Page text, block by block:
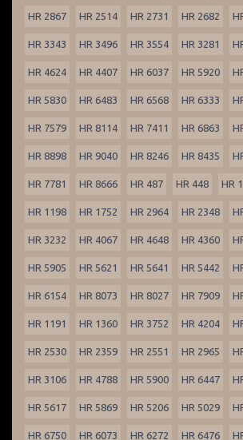
HR 2867 HR 2514 HR 2731 HR 2682
HR 3343 HR 3496 HR 3554 HR 3281
HR 4624 HR 4407 HR 6037 HR 5920
HR 5830 HR 6483 HR 6568 HR 6333
HR 7579 HR 8114 HR 7411 HR 6863
HR 8898 HR 9040 HR 8246 HR 8435
HR 7781 HR 8666 HR 487 HR 448 HR
HR 1198 HR 1752 HR 2964 HR 2348
HR 3232 HR 4067 HR 4648 HR 4360
HR 5905 HR 5621 HR 5641 HR 5442
HR 6154 HR 8073 HR 8027 HR 7909
HR 1191 HR 1360 HR 3752 HR 4204
HR 2530 HR 2359 HR 2551 HR 2965
HR 3106 HR 4788 HR 5900 HR 6447
HR 5617 HR 5869 HR 5206 HR 5029
HR 6750 HR 6073 HR 6272 HR 6476